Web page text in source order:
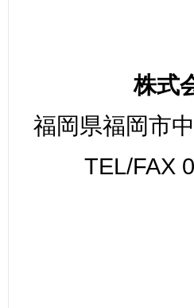
株式
福岡県福岡市
TEL/FAX